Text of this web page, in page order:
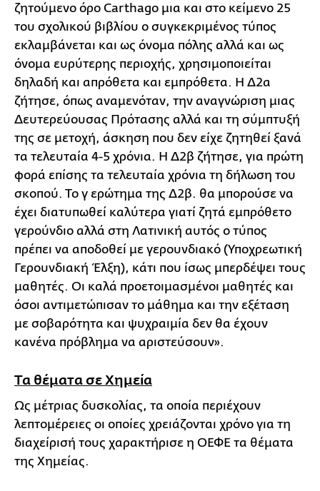
ζητούμενο όρο Carthago μια και στο κείμενο 25
του σχολικού βιβλίου ο συγκεκριμένος τύπος
εκλαμβάνεται και ως όνομα πόλης αλλά και ως
όνομα ευρύτερης περιοχής, χρησιμοποιείται
δηλαδή και απρόθετα και εμπρόθετα. Η Δ2α
ζήτησε, όπως αναμενόταν, την αναγνώριση μιας
Δευτερεύουσας Πρότασης αλλά και τη σύμπτυξή
της σε μετοχή, άσκηση που δεν είχε ζητηθεί ξανά
τα τελευταία 4-5 χρόνια. Η Δ2β ζήτησε, για πρώτη
φορά επίσης τα τελευταία χρόνια τη δήλωση του
σκοπού. Το γ ερώτημα της Δ2β. θα μπορούσε να
έχει διατυπωθεί καλύτερα γιατί ζητά εμπρόθετο
γερούνδιο αλλά στη Λατινική αυτός ο τύπος
πρέπει να αποδοθεί με γερουνδιακό (Υποχρεωτική
Γερουνδιακή Έλξη), κάτι που ίσως μπερδέψει τους
μαθητές. Οι καλά προετοιμασμένοι μαθητές και
όσοι αντιμετώπισαν το μάθημα και την εξέταση
με σοβαρότητα και ψυχραιμία δεν θα έχουν
κανένα πρόβλημα να αριστεύσουν».
Τα θέματα σε Χημεία
Ως μέτριας δυσκολίας, τα οποία περιέχουν
λεπτομέρειες οι οποίες χρειάζονται χρόνο για τη
διαχείρισή τους χαρακτήρισε η ΟΕΦΕ τα θέματα
της Χημείας.